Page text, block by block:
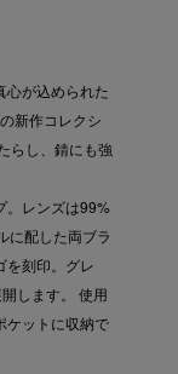
心が込められた
新作コレクシ
らし、錆にも強
。レンズは99%
に配した両ブラ
を刻印。グレ
します。 使用
ケットに収納で